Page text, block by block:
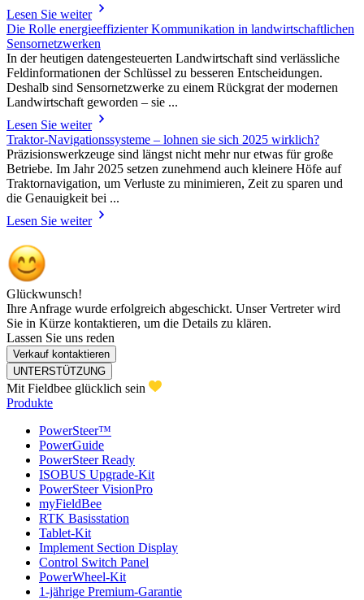
Lesen Sie weiter
Die Rolle energieeffizienter Kommunikation in landwirtschaftlichen
Sensornetzwerken
In der heutigen datengesteuerten Landwirtschaft sind verlässliche
Feldinformationen der Schlüssel zu besseren Entscheidungen.
Deshalb sind Sensornetzwerke zu einem Rückgrat der modernen
Landwirtschaft geworden – sie ...
Lesen Sie weiter
Traktor-Navigationssysteme – lohnen sie sich 2025 wirklich?
Präzisionswerkzeuge sind längst nicht mehr nur etwas für große
Betriebe. Im Jahr 2025 setzen zunehmend auch kleinere Höfe auf
Traktornavigation, um Verluste zu minimieren, Zeit zu sparen und
die Genauigkeit bei ...
Lesen Sie weiter
Glückwunsch!
Ihre Anfrage wurde erfolgreich abgeschickt. Unser Vertreter wird
Sie in Kürze kontaktieren, um die Details zu klären.
Lassen Sie uns reden
Verkauf kontaktieren
UNTERSTÜTZUNG
Mit Fieldbee glücklich sein
Produkte
PowerSteer™
PowerGuide
PowerSteer Ready
ISOBUS Upgrade-Kit
PowerSteer VisionPro
myFieldBee
RTK Basisstation
Tablet-Kit
Implement Section Display
Control Switch Panel
PowerWheel-Kit
1-jährige Premium-Garantie